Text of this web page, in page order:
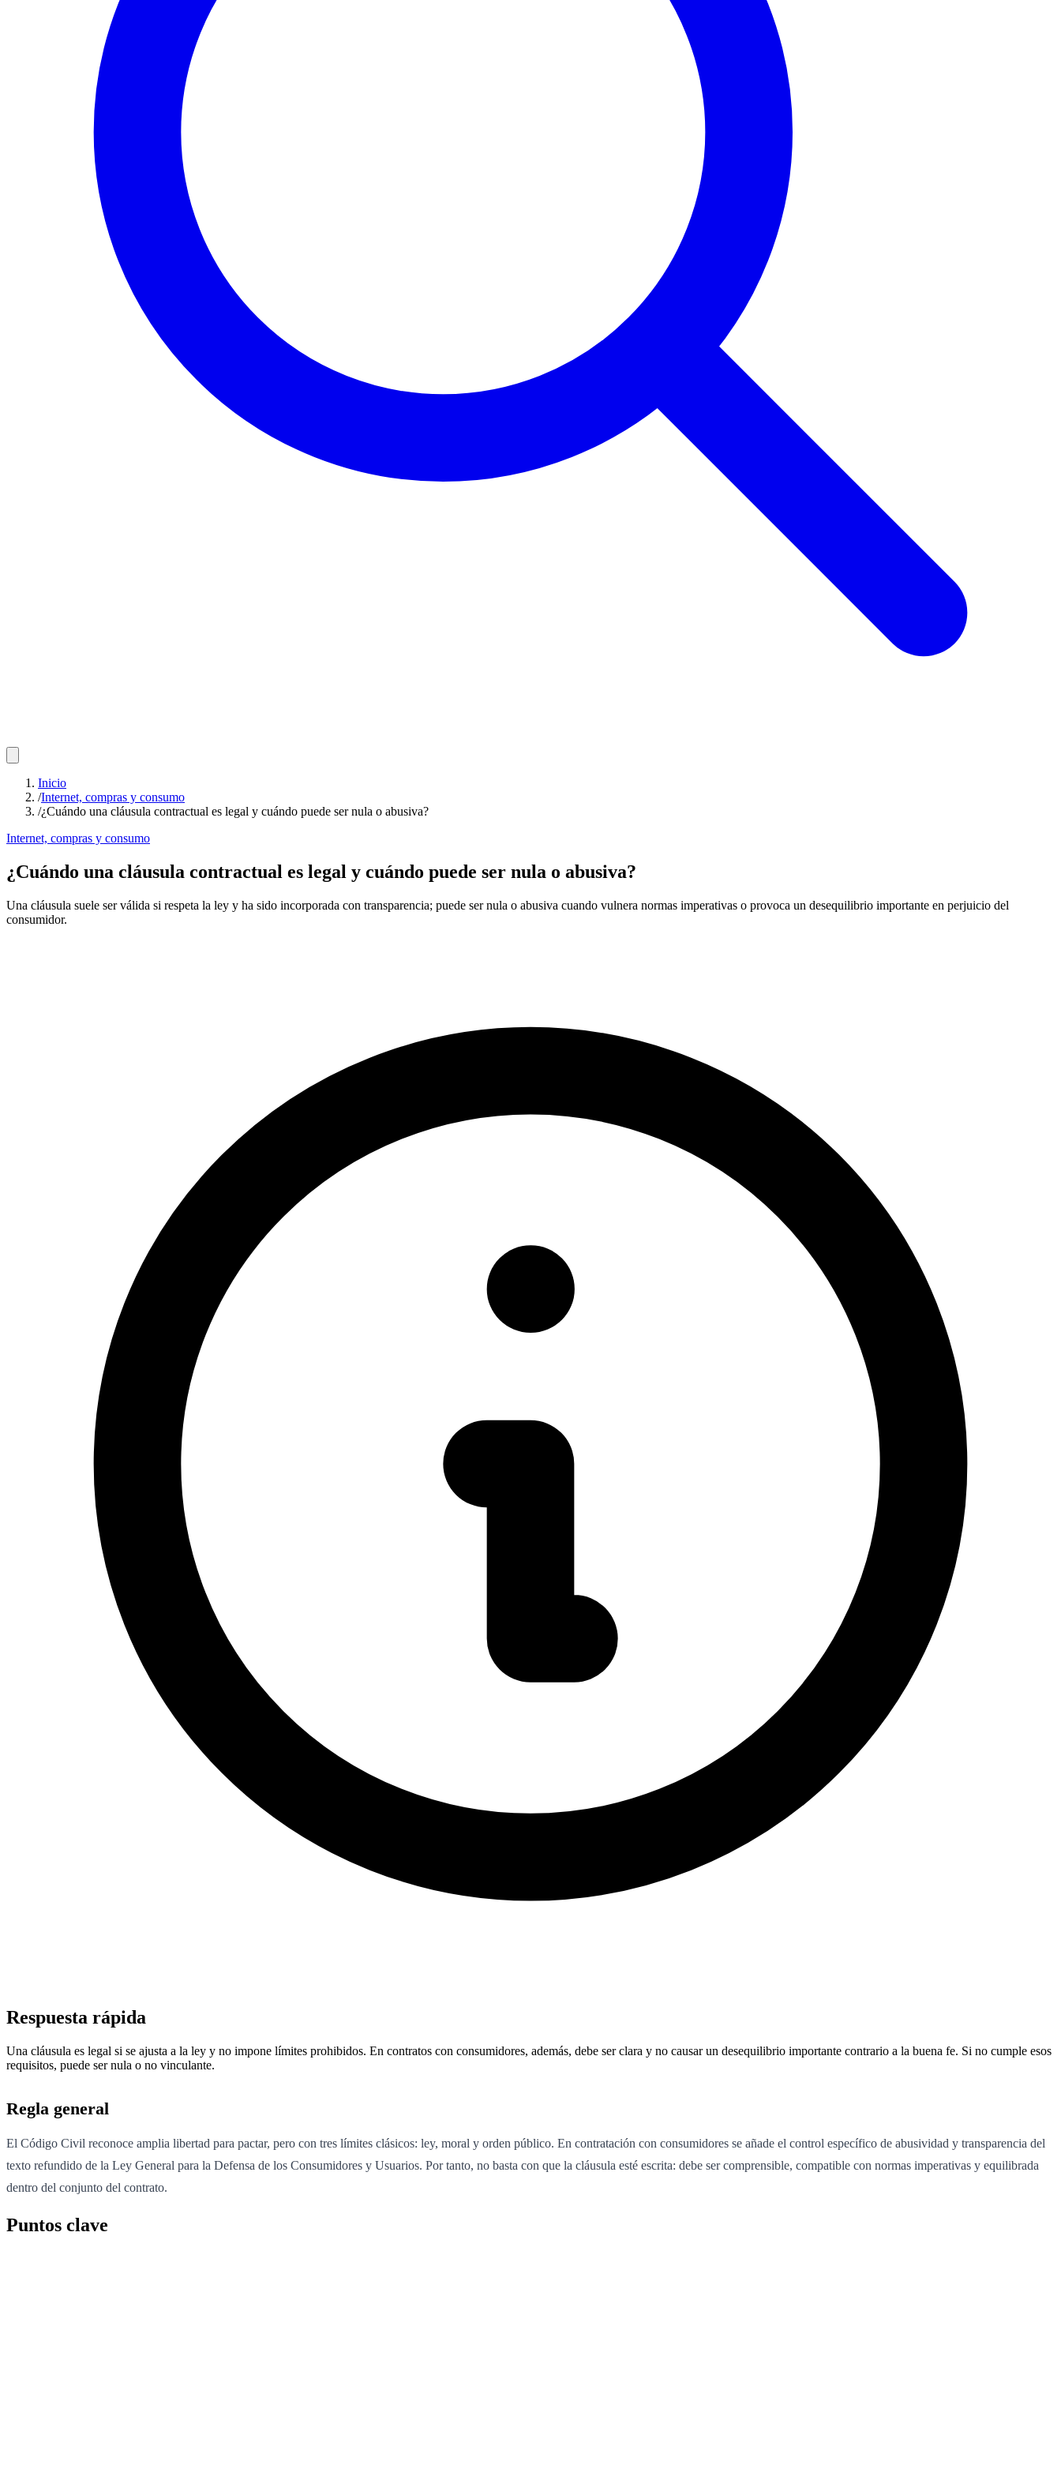
Inicio
/Internet, compras y consumo
/¿Cuándo una cláusula contractual es legal y cuándo puede ser nula o abusiva?
Internet, compras y consumo
¿Cuándo una cláusula contractual es legal y cuándo puede ser nula o abusiva?
Una cláusula suele ser válida si respeta la ley y ha sido incorporada con transparencia; puede ser nula o abusiva cuando vulnera normas imperativas o provoca un desequilibrio importante en perjuicio del
consumidor.
Respuesta rápida
Una cláusula es legal si se ajusta a la ley y no impone límites prohibidos. En contratos con consumidores, además, debe ser clara y no causar un desequilibrio importante contrario a la buena fe. Si no cumple esos
requisitos, puede ser nula o no vinculante.
Regla general
El Código Civil reconoce amplia libertad para pactar, pero con tres límites clásicos: ley, moral y orden público. En contratación con consumidores se añade el control específico de abusividad y transparencia del
texto refundido de la Ley General para la Defensa de los Consumidores y Usuarios. Por tanto, no basta con que la cláusula esté escrita: debe ser comprensible, compatible con normas imperativas y equilibrada
dentro del conjunto del contrato.
Puntos clave